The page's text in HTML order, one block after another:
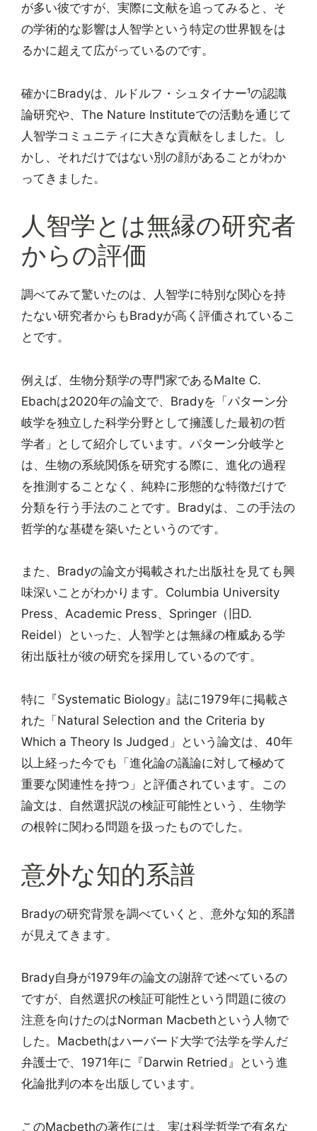
が多い彼ですが、実際に文献を追ってみると、そ
の学術的な影響は人智学という特定の世界観をは
るかに超えて広がっているのです。
確かにBradyは、ルドルフ・シュタイナー¹の認識
論研究や、The Nature Instituteでの活動を通じて
人智学コミュニティに大きな貢献をしました。し
かし、それだけではない別の顔があることがわか
ってきました。
人智学とは無縁の研究者
からの評価
調べてみて驚いたのは、人智学に特別な関心を持
たない研究者からもBradyが高く評価されているこ
とです。
例えば、生物分類学の専門家であるMalte C.
Ebachは2020年の論文で、Bradyを「パターン分
岐学を独立した科学分野として擁護した最初の哲
学者」として紹介しています。パターン分岐学と
は、生物の系統関係を研究する際に、進化の過程
を推測することなく、純粋に形態的な特徴だけで
分類を行う手法のことです。Bradyは、この手法の
哲学的な基礎を築いたというのです。
また、Bradyの論文が掲載された出版社を見ても興
味深いことがわかります。Columbia University
Press、Academic Press、Springer（旧D.
Reidel）といった、人智学とは無縁の権威ある学
術出版社が彼の研究を採用しているのです。
特に『Systematic Biology』誌に1979年に掲載さ
れた「Natural Selection and the Criteria by
Which a Theory Is Judged」という論文は、40年
以上経った今でも「進化論の議論に対して極めて
重要な関連性を持つ」と評価されています。この
論文は、自然選択説の検証可能性という、生物学
の根幹に関わる問題を扱ったものでした。
意外な知的系譜
Bradyの研究背景を調べていくと、意外な知的系譜
が見えてきます。
Brady自身が1979年の論文の謝辞で述べているの
ですが、自然選択の検証可能性という問題に彼の
注意を向けたのはNorman Macbethという人物で
した。Macbethはハーバード大学で法学を学んだ
弁護士で、1971年に『Darwin Retried』という進
化論批判の本を出版しています。
このMacbethの著作には、実は科学哲学で有名な